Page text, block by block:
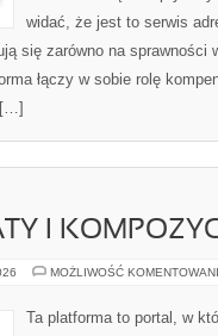
widać, że jest to serwis
się zarówno na sprawności
łączy w sobie rolę
[…]
I
MOŻLIWOŚĆ
Ta platforma to portal, w